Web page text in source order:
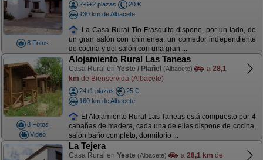
8 Fotos
2-6+2 plazas
20 €
130 km de Albacete
La Casa Rural Tío Frasquito dispone, por un lado, de
un gran salón con chimenea, un comedor independiente
de cocina y del salón con una gran ...
8 Fotos
Video
Alojamiento Rural Las Taneas
Casa Rural en Yeste / Plañel (Albacete) a 28,1
km de Bienservida (Albacete)
24+1 plazas
25 €
160 km de Albacete
El Alojamiento Rural Las Taneas está compuesto por 4
cabañas de madera, cada una de ellas dispone de cocina,
salón baño completo, dormitorio ...
La Tejera
Casa Rural en Yeste (Albacete) a 28,1 km de